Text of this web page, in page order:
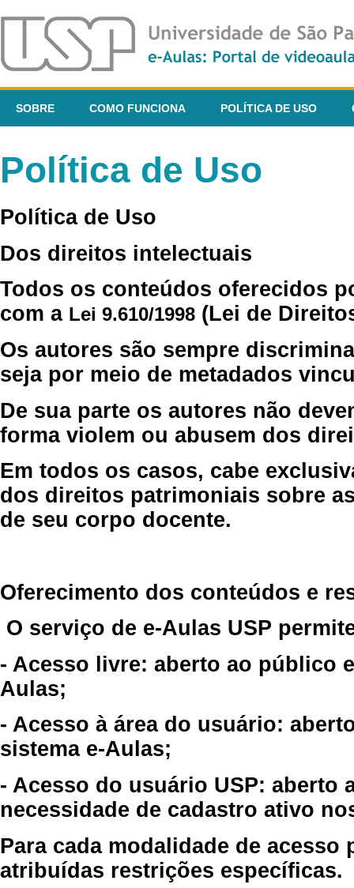
SOBRE COMO FUNCIONA POLÍTICA DE USO
Política de Uso
Política de Uso
Dos direitos intelectuais
Todos os conteúdos oferecidos
com a Lei 9.610/1998 (Lei de
Os autores são sempre
seja por meio de metadados
De sua parte os autores não
forma violem ou abusem dos
Em todos os casos, cabe
dos direitos patrimoniais sobre
de seu corpo docente.
Oferecimento dos conteúdos e
O serviço de e-Aulas USP
- Acesso livre: aberto ao público
Aulas;
- Acesso à área do usuário:
sistema e-Aulas;
- Acesso do usuário USP: aberto
necessidade de cadastro ativo
Para cada modalidade de
atribuídas restrições específicas.